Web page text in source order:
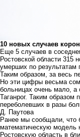
10 новых случаев
Еще 5 случаев в
Ростовской области 315
умерших по результатам
Таким образом, за весь
Но эти цифры весьма
больницах очень мало, а
Таганрог. Таким
переболевших в разы
Д. Паутова
Ранее мы сообщали, что
математическую модель
Ростовскую область в